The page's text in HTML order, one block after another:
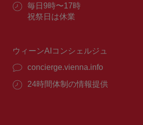
ル：
番
号：
営
業
毎日9時〜17時
祝祭日は休業
ウィーンAIコンシェルジュ
concierge.vienna.info
24時間体制の情報提供